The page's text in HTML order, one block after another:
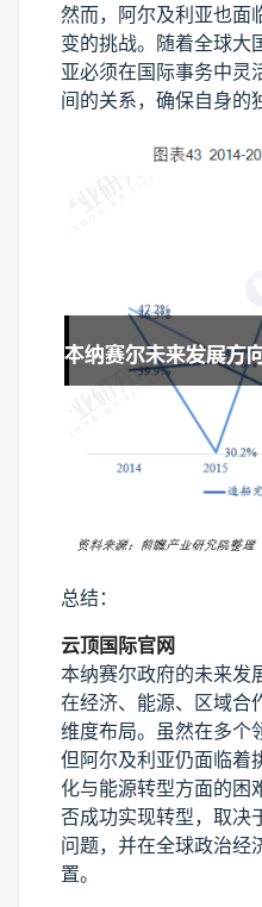
然而，阿尔及利亚也面
变的挑战。随着全球大
亚必须在国际事务中灵
间的关系，确保自身的
总结：
云顶国际官网
本纳赛尔政府的未来发
在经济、能源、区域合
维度布局。虽然在多个
但阿尔及利亚仍面临着
化与能源转型方面的困
否成功实现转型，取决
问题，并在全球政治经
置。